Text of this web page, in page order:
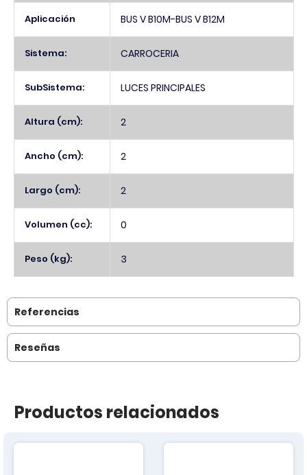
Aplicación BUS V B10M-BUS V B12M
Sistema: CARROCERIA
SubSistema: LUCES PRINCIPALES
Altura (cm): 2
Ancho (cm): 2
Largo (cm): 2
Volumen (cc): 0
Peso (kg): 3
Referencias
Reseñas
Productos relacionados